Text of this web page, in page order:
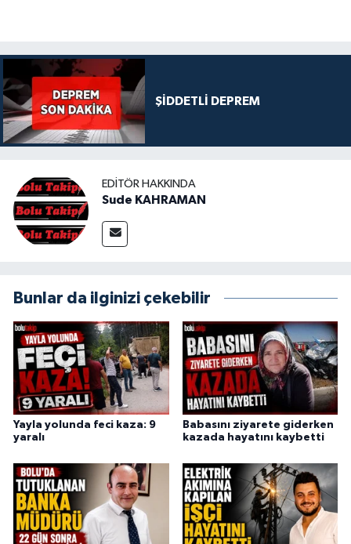
ŞİDDETLİ DEPREM
EDITÖR HAKKINDA
Sude KAHRAMAN
Bunlar da ilginizi çekebilir
Yayla yolunda feci kaza: 9
yaralı
Babasını ziyarete giderken
kazada hayatını kaybetti